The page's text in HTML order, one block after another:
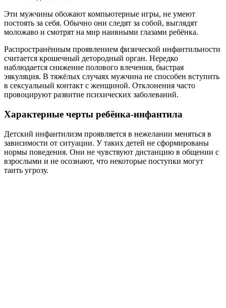
Эти мужчины обожают компьютерные игры, не умеют
постоять за себя. Обычно они следят за собой, выглядят
моложаво и смотрят на мир наивными глазами ребёнка.
Распространённым проявлением физической инфантильности
считается крошечный детородный орган. Нередко
наблюдается снижение полового влечения, быстрая
эякуляция. В тяжёлых случаях мужчина не способен вступить
в сексуальный контакт с женщиной. Отклонения часто
провоцируют развитие психических заболеваний.
Характерные черты ребёнка-инфантила
Детский инфантилизм проявляется в нежелании меняться в
зависимости от ситуации. У таких детей не сформированы
нормы поведения. Они не чувствуют дистанцию в общении с
взрослыми и не осознают, что некоторые поступки могут
таить угрозу.